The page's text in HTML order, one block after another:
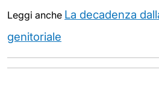
Leggi anche La decadenza
genitoriale